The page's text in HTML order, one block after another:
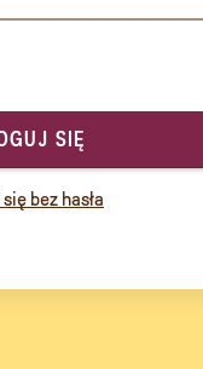
SIĘ
bez hasła